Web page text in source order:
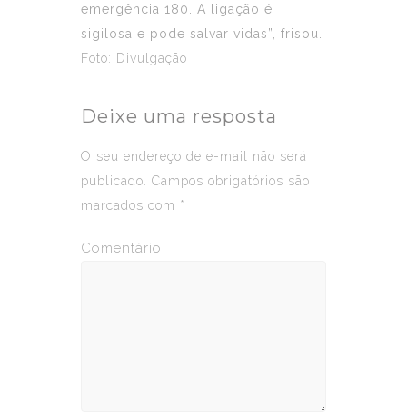
emergência 180. A ligação é
sigilosa e pode salvar vidas”, frisou.
Foto: Divulgação
Deixe uma resposta
O seu endereço de e-mail não será
publicado.
Campos obrigatórios são
marcados com *
Comentário